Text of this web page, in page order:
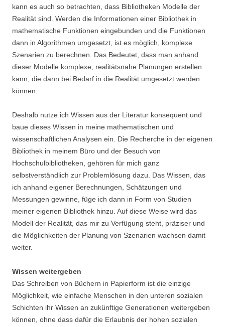
kann es auch so betrachten, dass Bibliotheken Modelle der
Realität sind. Werden die Informationen einer Bibliothek in
mathematische Funktionen eingebunden und die Funktionen
dann in Algorithmen umgesetzt, ist es möglich, komplexe
Szenarien zu berechnen. Das Bedeutet, dass man anhand
dieser Modelle komplexe, realitätsnahe Planungen erstellen
kann, die dann bei Bedarf in die Realität umgesetzt werden
können.
Deshalb nutze ich Wissen aus der Literatur konsequent und
baue dieses Wissen in meine mathematischen und
wissenschaftlichen Analysen ein. Die Recherche in der eigenen
Bibliothek in meinem Büro und der Besuch von
Hochschulbibliotheken, gehören für mich ganz
selbstverständlich zur Problemlösung dazu. Das Wissen, das
ich anhand eigener Berechnungen, Schätzungen und
Messungen gewinne, füge ich dann in Form von Studien
meiner eigenen Bibliothek hinzu. Auf diese Weise wird das
Modell der Realität, das mir zu Verfügung steht, präziser und
die Möglichkeiten der Planung von Szenarien wachsen damit
weiter.
Wissen weitergeben
Das Schreiben von Büchern in Papierform ist die einzige
Möglichkeit, wie einfache Menschen in den unteren sozialen
Schichten ihr Wissen an zukünftige Generationen weitergeben
können, ohne dass dafür die Erlaubnis der hohen sozialen